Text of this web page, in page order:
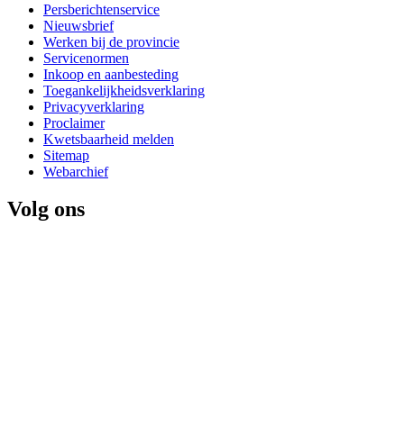
Persberichtenservice
Nieuwsbrief
Werken bij de provincie
Servicenormen
Inkoop en aanbesteding
Toegankelijkheidsverklaring
Privacyverklaring
Proclaimer
Kwetsbaarheid melden
Sitemap
Webarchief
Volg ons